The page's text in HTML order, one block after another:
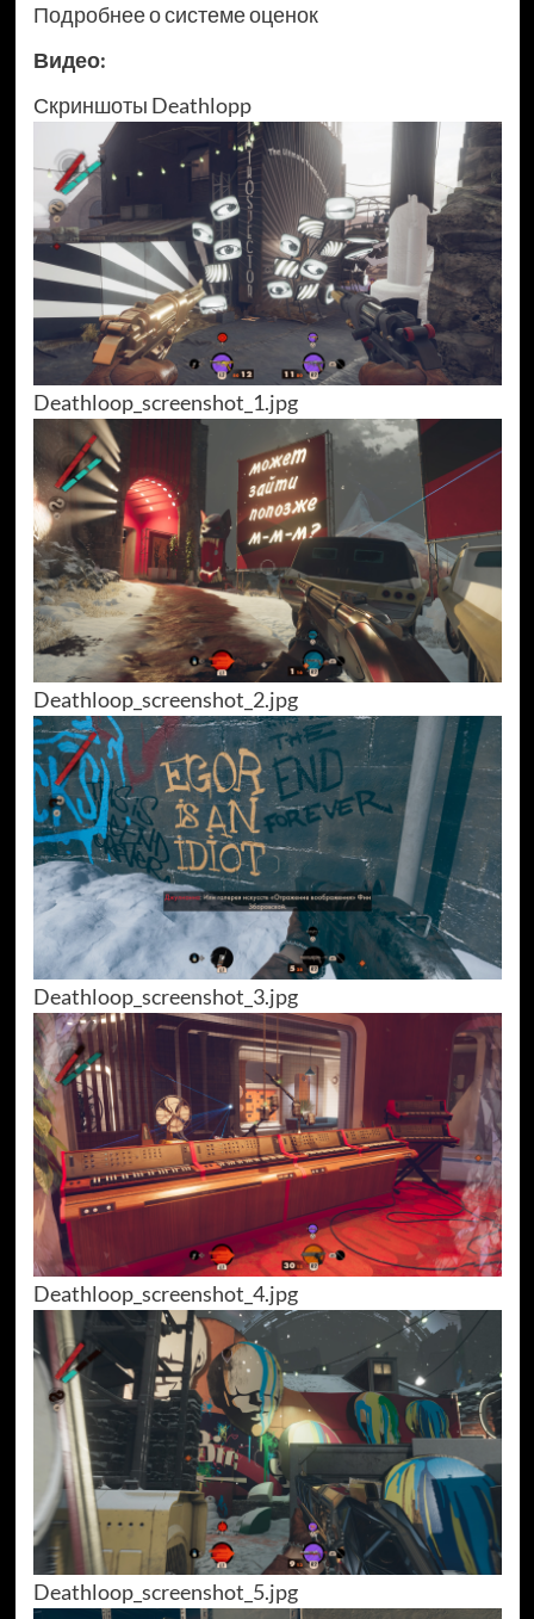
Подробнее о системе оценок
Видео:
Скриншоты Deathlopp
Deathloop_screenshot_1.jpg
Deathloop_screenshot_2.jpg
Deathloop_screenshot_3.jpg
Deathloop_screenshot_4.jpg
Deathloop_screenshot_5.jpg